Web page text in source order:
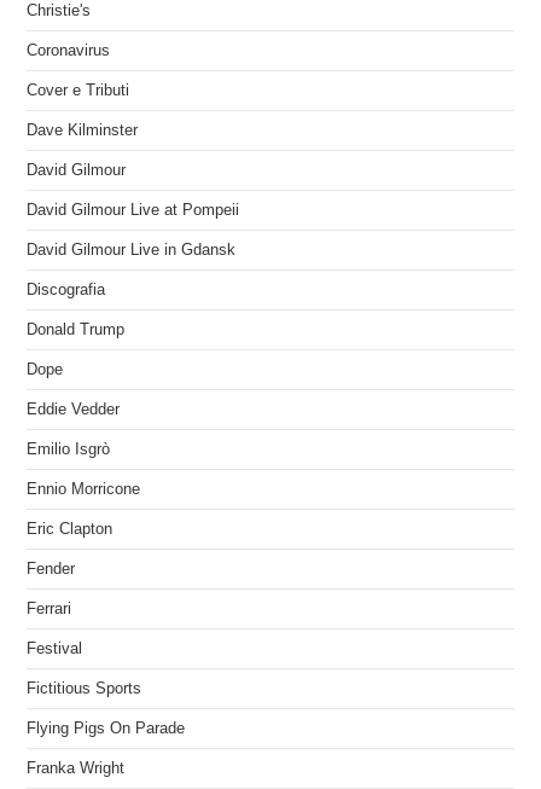
Christie's
Coronavirus
Cover e Tributi
Dave Kilminster
David Gilmour
David Gilmour Live at Pompeii
David Gilmour Live in Gdansk
Discografia
Donald Trump
Dope
Eddie Vedder
Emilio Isgrò
Ennio Morricone
Eric Clapton
Fender
Ferrari
Festival
Fictitious Sports
Flying Pigs On Parade
Franka Wright